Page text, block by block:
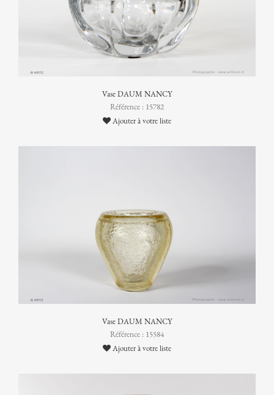
Vase DAUM NANCY
Référence : 15782
Ajouter à votre liste
Vase DAUM NANCY
Référence : 15584
Ajouter à votre liste